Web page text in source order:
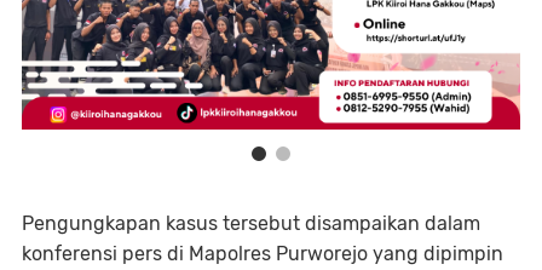
Pengungkapan kasus tersebut disampaikan dalam
konferensi pers di Mapolres Purworejo yang dipimpin